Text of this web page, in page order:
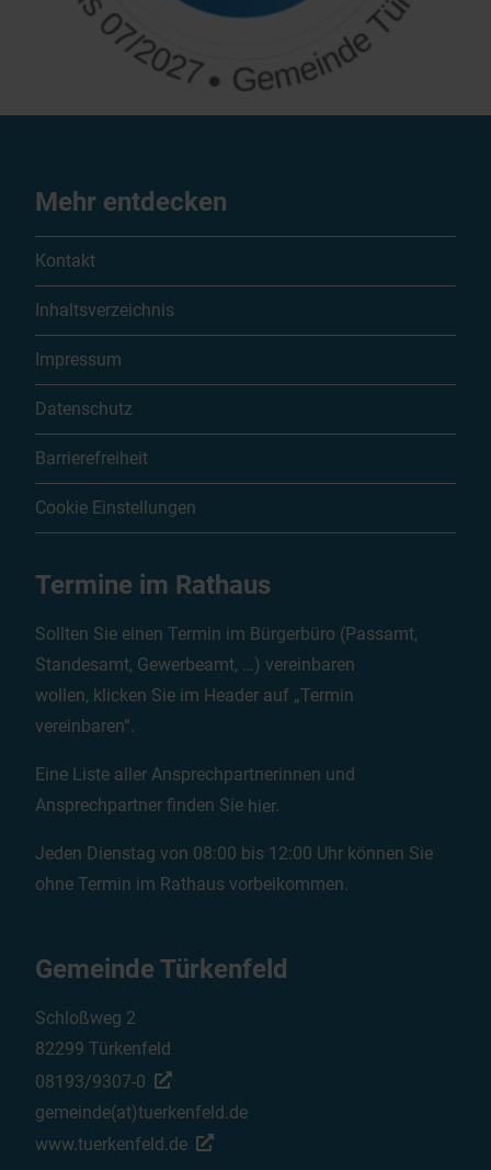
Mehr entdecken
Kontakt
Inhaltsverzeichnis
Impressum
Datenschutz
Barrierefreiheit
Cookie Einstellungen
Termine im Rathaus
Sollten Sie einen Termin im Bürgerbüro (Passamt,
Standesamt, Gewerbeamt, …) vereinbaren
wollen, klicken Sie im Header auf „Termin
vereinbaren“.
Eine Liste aller Ansprechpartnerinnen und
Ansprechpartner finden Sie hier.
Jeden Dienstag von 08:00 bis 12:00 Uhr können Sie
ohne Termin im Rathaus vorbeikommen.
Gemeinde Türkenfeld
Schloßweg 2
82299 Türkenfeld
08193/9307-0
gemeinde(at)tuerkenfeld.de
www.tuerkenfeld.de